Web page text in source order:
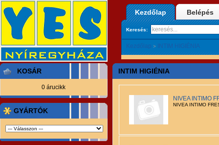
Kezdőlap Belépés
Keresés:
Kezdőlap > INTIM HIGIÉNIA
KOSÁR
0 árucikk
GYÁRTÓK
INTIM HIGIÉNIA
NIVEA INTIMO
NIVEA INTIMO